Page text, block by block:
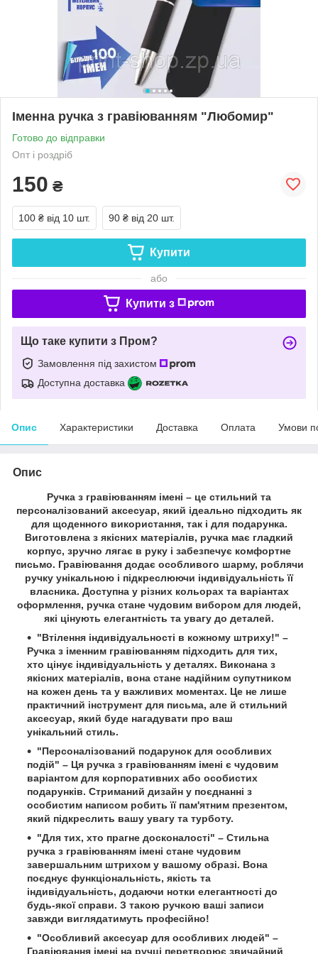
Іменна ручка з гравіюванням "Любомир"
Готово до відправки
Опт і роздріб
150 ₴
100 ₴ від 10 шт. 90 ₴ від 20 шт.
Купити
або
Купити з
Що таке купити з Пром?
Замовлення під захистом
Доступна доставка
Опис Характеристики Доставка Оплата Умови
Опис
Ручка з гравіюванням імені – це стильний та
персоналізований аксесуар, який ідеально підходить як
для щоденного використання, так і для подарунка.
Виготовлена з якісних матеріалів, ручка має гладкий
корпус, зручно лягає в руку і забезпечує комфортне
письмо. Гравіювання додає особливого шарму, роблячи
ручку унікальною і підкреслюючи індивідуальність її
власника. Доступна у різних кольорах та варіантах
оформлення, ручка стане чудовим вибором для людей,
які цінують елегантність та увагу до деталей.
"Втілення індивідуальності в кожному штриху!" –
Ручка з іменним гравіюванням підходить для тих,
хто цінує індивідуальність у деталях. Виконана з
якісних матеріалів, вона стане надійним супутником
на кожен день та у важливих моментах. Це не лише
практичний інструмент для письма, але й стильний
аксесуар, який буде нагадувати про ваш
унікальний стиль.
"Персоналізований подарунок для особливих
подій" – Ця ручка з гравіюванням імені є чудовим
варіантом для корпоративних або особистих
подарунків. Стриманий дизайн у поєднанні з
особистим написом робить її пам'ятним презентом,
який підкреслить вашу увагу та турботу.
"Для тих, хто прагне досконалості" – Стильна
ручка з гравіюванням імені стане чудовим
завершальним штрихом у вашому образі. Вона
поєднує функціональність, якість та
індивідуальність, додаючи нотки елегантності до
будь-якої справи. З такою ручкою ваші записи
завжди виглядатимуть професійно!
"Особливий аксесуар для особливих людей" –
Гравіювання імені на ручці перетворює звичайний